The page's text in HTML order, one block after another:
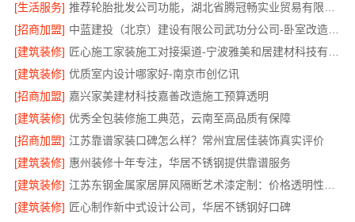
[生活服务]
[招商加盟]
中蓝建投（北京）建设有限公司武功分公司-卧室改造智能家居
[建筑装修]
[建筑装修] 优质室内设计哪家好-南京市创亿讯
[招商加盟] 嘉兴家美建材科技嘉善改造施工预算透明
[建筑装修] 优秀全包装修施工典范，云南至高品质有保障
[招商加盟] 江苏靠谱家装口碑怎么样？常州宜居佳装饰真实评价
[建筑装修] 惠州装修十年专注，华居不锈钢提供靠谱服务
[建筑装修]
[建筑装修] 匠心制作新中式设计公司，华居不锈钢好口碑